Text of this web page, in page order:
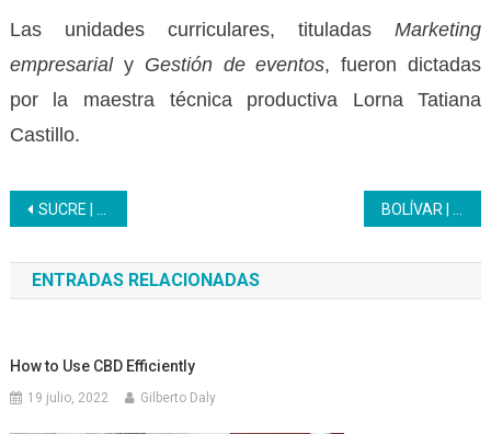
Las unidades curriculares, tituladasMarketing
empresarialy Gestión de eventos, fueron dictadas
por la maestra técnica productiva Lorna Tatiana
Castillo.
Navegación
de
entradas
SUCRE | Lanzamiento del plan vacacional comunitario Venezuela Ríe 2025
ENTRADAS RELACIONADAS
How to Use CBD Efficiently
19 julio, 2022 Gilberto Daly